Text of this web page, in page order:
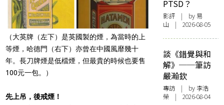
（大英牌（左下）是英國製的煙，為當時的上
等煙，哈德門（右下）亦曾在中國風靡幾十
年。長刀牌煙是低檔煙，但最貴的時候也要售
100元一包。）
先上吊，後戒煙！
PTSD？
影評 | by 易
山 | 2026-08-05
談《錯覺與和
解》──筆訪
嚴瀚欽
專訪 | by 李浩
榮 | 2026-08-04